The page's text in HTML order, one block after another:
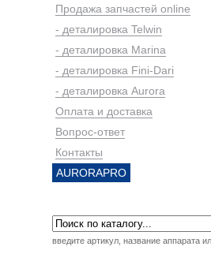
Продажа запчастей online
- деталировка Telwin
- деталировка Marina
- деталировка Fini-Dari
- деталировка Aurora
Оплата и доставка
Вопрос-ответ
Контакты
AURORAPRO
введите артикул, название аппарата